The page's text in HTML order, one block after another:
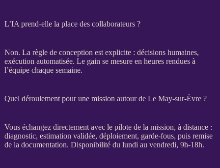
L’IA prend-elle la place des collaborateurs ?
Non. La règle de conception est explicite : décisions humaines,
exécution automatisée. Le gain se mesure en heures rendues à
l’équipe chaque semaine.
Quel déroulement pour une mission autour de Le May-sur-Èvre ?
Vous échangez directement avec le pilote de la mission, à distance :
diagnostic, estimation validée, déploiement, garde-fous, puis remise
de la documentation. Disponibilité du lundi au vendredi, 9h-18h.